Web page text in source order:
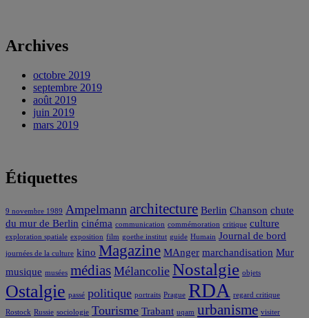
Archives
octobre 2019
septembre 2019
août 2019
juin 2019
mars 2019
Étiquettes
9 novembre 1989 Ampelmann architecture Berlin Chanson chute
du mur de Berlin cinéma communication commémoration critique culture
exploration spatiale exposition film goethe institut guide Humain Journal de bord
journées de la culture kino Magazine MAnger marchandisation Mur
musique musées médias Mélancolie Nostalgie objets
Ostalgie passé politique portraits Prague RDA regard critique
Rostock Russie sociologie Tourisme Trabant uqam urbanisme visiter